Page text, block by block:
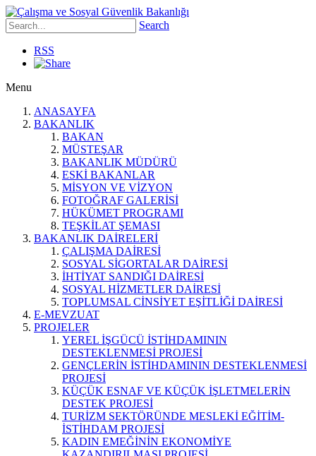
Search
RSS
Menu
ANASAYFA
BAKANLIK
BAKAN
MÜSTEŞAR
BAKANLIK MÜDÜRÜ
ESKİ BAKANLAR
MİSYON VE VİZYON
FOTOĞRAF GALERİSİ
HÜKÜMET PROGRAMI
TEŞKİLAT ŞEMASI
BAKANLIK DAİRELERİ
ÇALIŞMA DAİRESİ
SOSYAL SİGORTALAR DAİRESİ
İHTİYAT SANDIĞI DAİRESİ
SOSYAL HİZMETLER DAİRESİ
TOPLUMSAL CİNSİYET EŞİTLİĞİ DAİRESİ
E-MEVZUAT
PROJELER
YEREL İŞGÜCÜ İSTİHDAMININ
DESTEKLENMESİ PROJESİ
GENÇLERİN İSTİHDAMININ DESTEKLENMESİ
PROJESİ
KÜÇÜK ESNAF VE KÜÇÜK İŞLETMELERİN
DESTEK PROJESİ
TURİZM SEKTÖRÜNDE MESLEKİ EĞİTİM-
İSTİHDAM PROJESİ
KADIN EMEĞİNİN EKONOMİYE